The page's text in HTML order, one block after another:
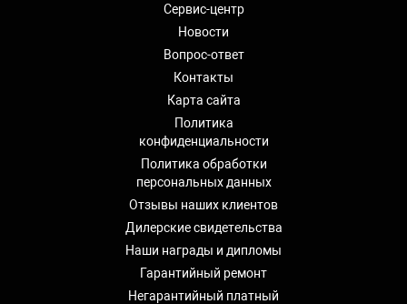
Сервис-центр
Новости
Вопрос-ответ
Контакты
Карта сайта
Политика
конфиденциальности
Политика обработки
персональных данных
Отзывы наших клиентов
Дилерские свидетельства
Наши награды и дипломы
Гарантийный ремонт
Негарантийный платный